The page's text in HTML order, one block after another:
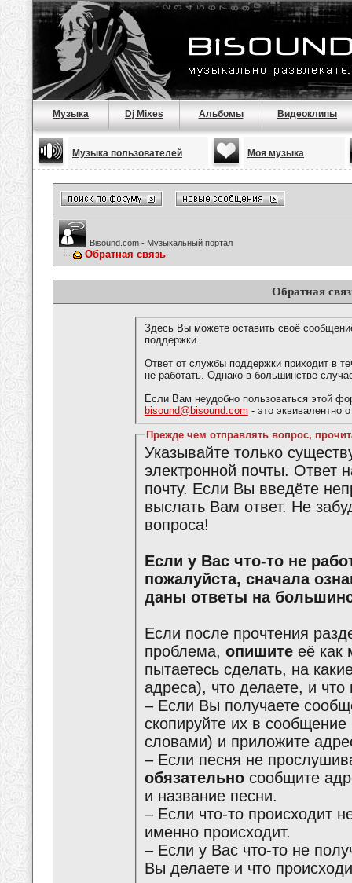
Музыка Dj Mixes Альбомы Видеоклипы
Музыка пользователей Моя музыка
Bisound.com - Музыкальный портал
Обратная связь
Обратная
Здесь Вы можете оставить своё
поддержки.
Ответ от службы поддержки приходит в
не работать. Однако в большинстве
Если Вам неудобно пользоваться этой
bisound@bisound.com - это эквивалентно
Прежде чем отправлять вопрос,
Указывайте только
электронной почты. Ответ
почту. Если Вы введёте
выслать Вам ответ. Не
вопроса!
Если у Вас что-то не работает или что-то не получается,
пожалуйста, сначала
даны ответы на
Если после прочтения
проблема, опишитееё как
пытаетесь сделать, на
адреса), что делаете, и
– Если Вы получаете
скопируйте их в
словами) и приложите
– Если песня не
обязательносообщите
и название песни.
– Если что-то происходит
именно происходит.
– Если у Вас что-то не
Вы делаете и что